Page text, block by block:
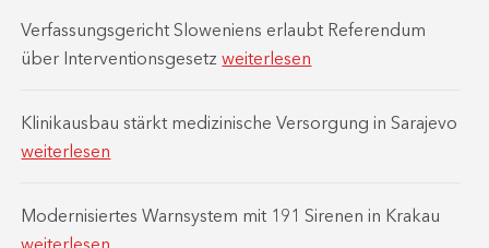
Verfassungsgericht Sloweniens erlaubt Referendum
über Interventionsgesetzweiterlesen
Klinikausbau stärkt medizinische Versorgung in Sarajevo
weiterlesen
Modernisiertes Warnsystem mit 191 Sirenen in Krakau
weiterlesen